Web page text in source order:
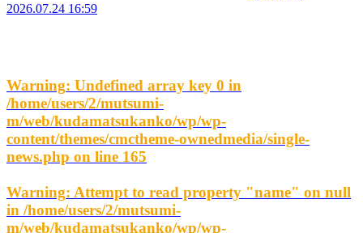
2026.07.24 16:59
Warning: Undefined array key 0 in
/home/users/2/mutsumi-
m/web/kudamatsukanko/wp/wp-
content/themes/cmctheme-ownedmedia/single-
news.php on line 165
Warning: Attempt to read property "name" on null
in /home/users/2/mutsumi-
m/web/kudamatsukanko/wp/wp-